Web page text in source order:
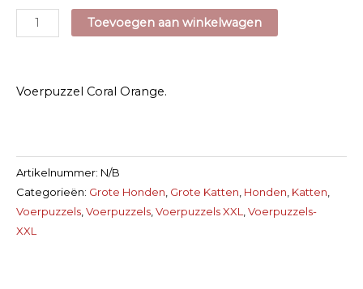
Outward
Hound
Bowl
Orange
aantal
Toevoegen aan winkelwagen
Voerpuzzel Coral Orange.
Artikelnummer: N/B
Categorieën: Grote Honden Grote Katten Honden Katten
Voerpuzzels Voerpuzzels Voerpuzzels XXL
Voerpuzzels-
XXL